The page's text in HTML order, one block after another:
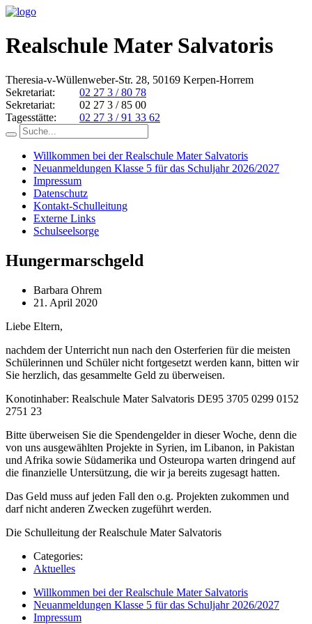
Realschule Mater Salvatoris
Theresia-v-Wüllenweber-Str. 28, 50169 Kerpen-Horrem
Sekretariat:
02 27 3 / 80 78
Sekretariat:
02 27 3 / 85 00
Tagesstätte:
02 27 3 / 91 33 62
Willkommen bei der Realschule Mater Salvatoris
Neuanmeldungen Klasse 5 für das Schuljahr 2026/2027
Impressum
Datenschutz
Kontakt-Schulleitung
Externe Links
Schulseelsorge
Hungermarschgeld
Barbara Ohrem
21. April 2020
Liebe Eltern,
nachdem der Unterricht nun nach den Osterferien für die meisten
Schülerinnen und Schüler nicht fortgesetzt werden kann, bitten wir
Sie herzlich, das gesammelte Geld zu überweisen.
Konotinhaber: Realschule Mater Salvatoris DE95 3705 0299 0152
2751 23
Bitte überweisen Sie die Spendengelder in dieser Woche, denn die
von uns ausgewählten Projekte in Syrien, im Libanon, in Pakistan
und Afrika sowie Südamerika und Osteuropa warten dringend auf
die finanzielle Untersützung, die wir ja bereits zugesagt hatten.
Das Geld muss auf jeden Fall den o.g. Projekten zukommen und
darf nicht anderen Zwecken zugeführt werden.
Die Schulleitung der Realschule Mater Salvatoris
Categories:
Aktuelles
Willkommen bei der Realschule Mater Salvatoris
Neuanmeldungen Klasse 5 für das Schuljahr 2026/2027
Impressum